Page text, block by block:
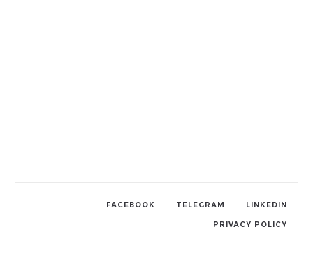
LINKEDIN
TELEGRAM
FACEBOOK
PRIVACY POLICY